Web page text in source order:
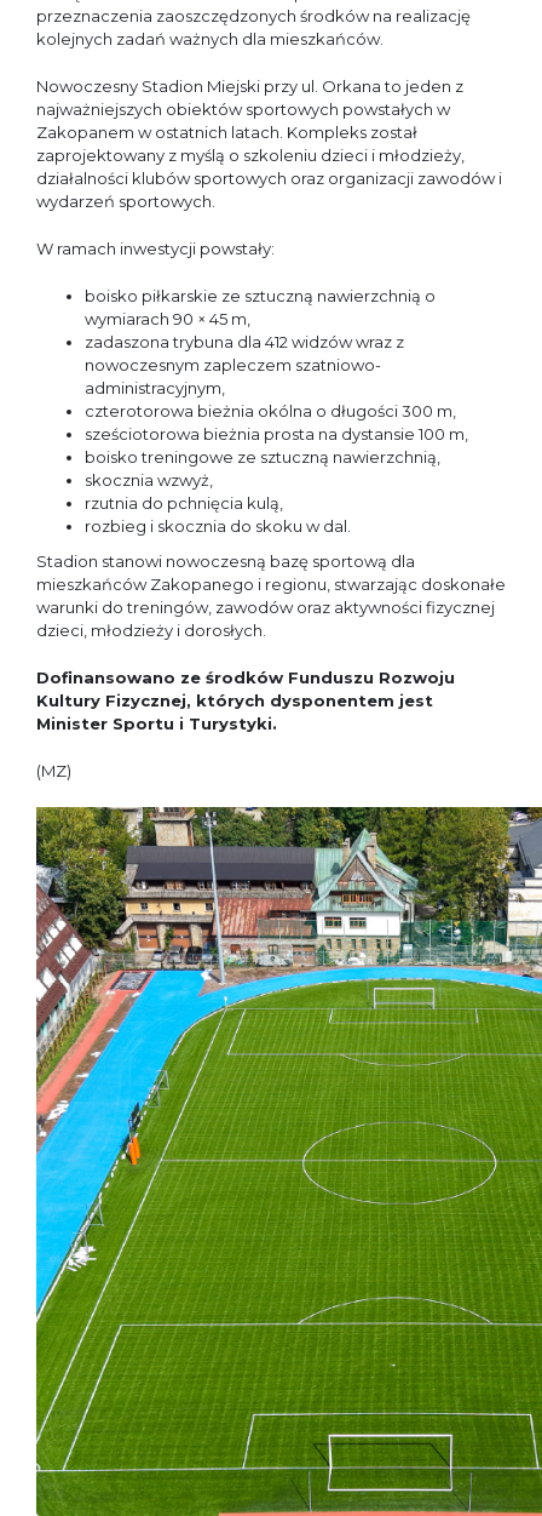
przeznaczenia zaoszczędzonych środków na realizację
kolejnych zadań ważnych dla mieszkańców.
Nowoczesny Stadion Miejski przy ul. Orkana to jeden z
najważniejszych obiektów sportowych powstałych w
Zakopanem w ostatnich latach. Kompleks został
zaprojektowany z myślą o szkoleniu dzieci i młodzieży,
działalności klubów sportowych oraz organizacji zawodów i
wydarzeń sportowych.
W ramach inwestycji powstały:
boisko piłkarskie ze sztuczną nawierzchnią o
wymiarach 90 × 45 m,
zadaszona trybuna dla 412 widzów wraz z
nowoczesnym zapleczem szatniowo-
administracyjnym,
czterotorowa bieżnia okólna o długości 300 m,
sześciotorowa bieżnia prosta na dystansie 100 m,
boisko treningowe ze sztuczną nawierzchnią,
skocznia wzwyż,
rzutnia do pchnięcia kulą,
rozbieg i skocznia do skoku w dal.
Stadion stanowi nowoczesną bazę sportową dla
mieszkańców Zakopanego i regionu, stwarzając doskonałe
warunki do treningów, zawodów oraz aktywności fizycznej
dzieci, młodzieży i dorosłych.
Dofinansowano ze środków Funduszu Rozwoju
Kultury Fizycznej, których dysponentem jest
Minister Sportu i Turystyki.
(MZ)